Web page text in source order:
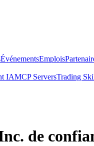
ÉvénementsEmplois
IAMCP ServersTrading
de